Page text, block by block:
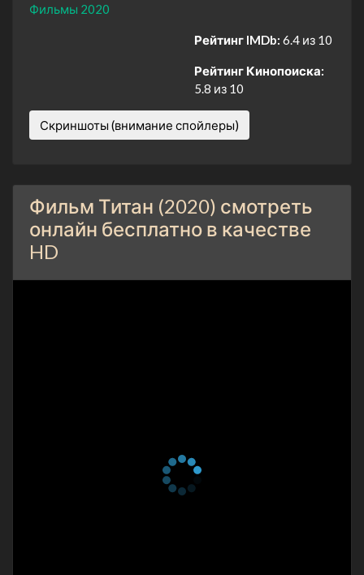
Фильмы 2020
Рейтинг IMDb: 6.4 из 10
Рейтинг Кинопоиска:
5.8 из 10
Скриншоты (внимание спойлеры)
Фильм Титан (2020) смотреть
онлайн бесплатно в качестве
HD